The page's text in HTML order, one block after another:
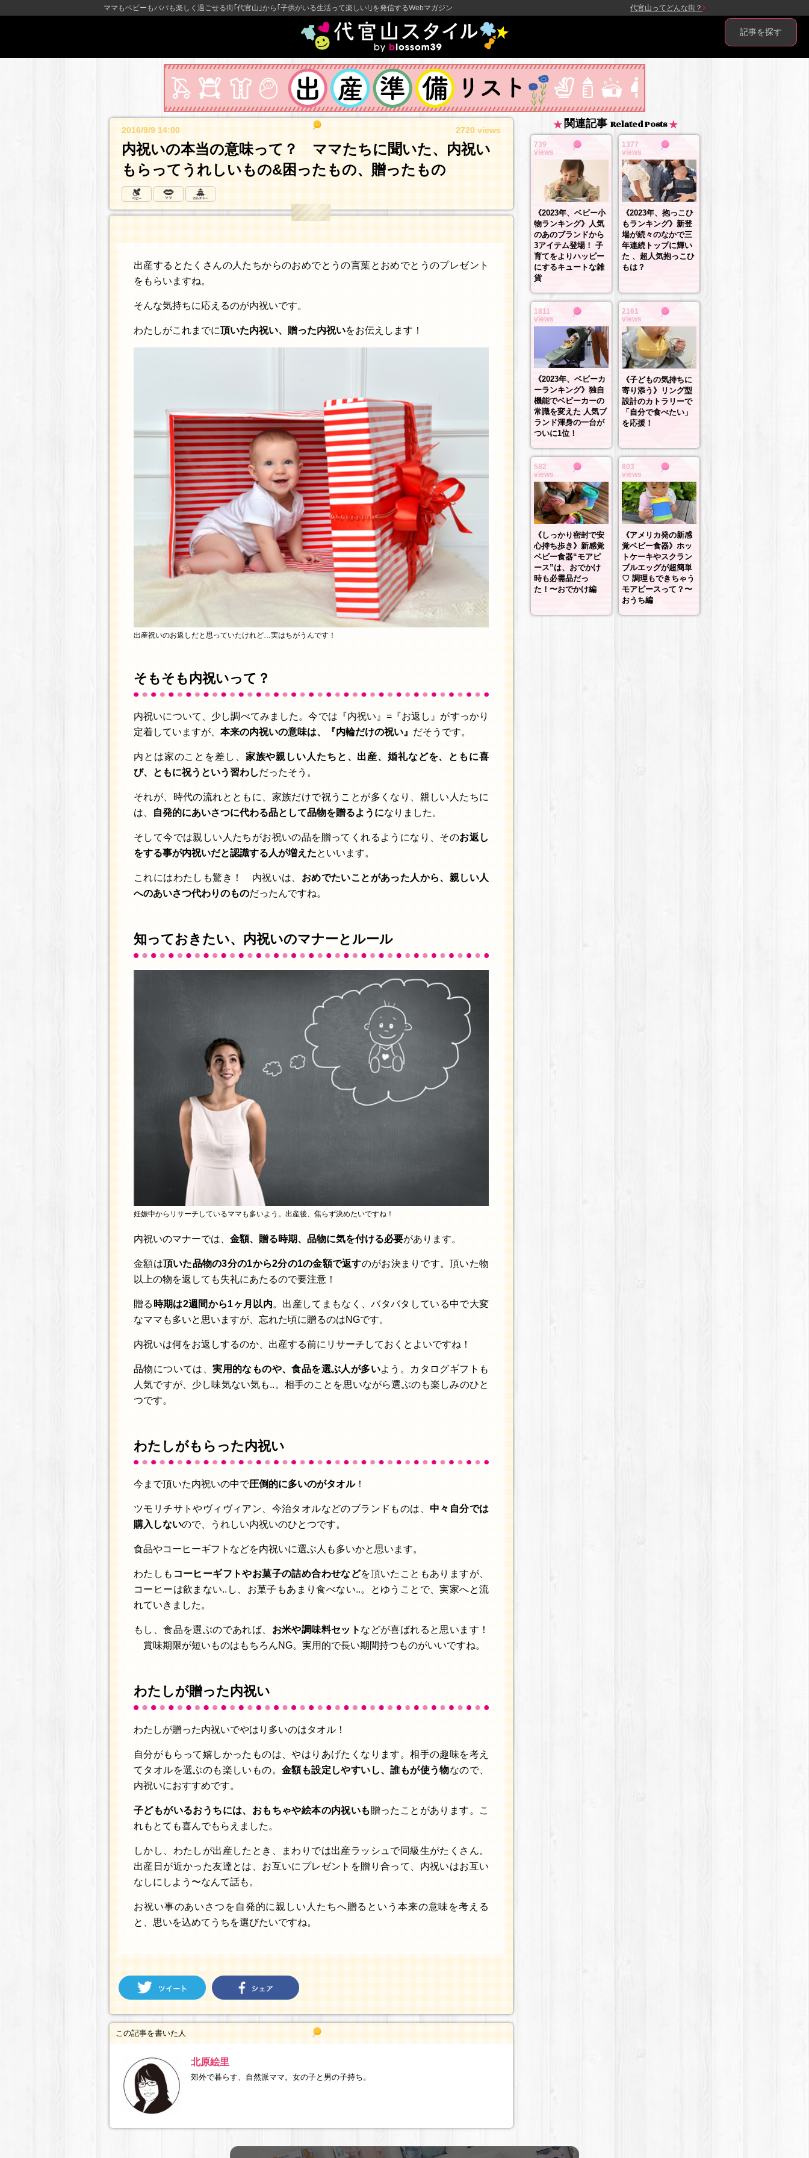
ママもベビーもパパも楽しく過ごせる街｢代官山｣から｢子供がいる生活って楽しい!｣を発信するWebマガジン 代官山ってどんな街？
2016/9/9 14:00 2720 views
内祝いの本当の意味って？ ママたちに聞いた、内祝い
もらってうれしいもの&困ったもの、贈ったもの
出産するとたくさんの人たちからのおめでとうの言葉とおめでとうのプレゼント
をもらいますね。
そんな気持ちに応えるのが内祝いです。
わたしがこれまでに頂いた内祝い、贈った内祝いをお伝えします！
出産祝いのお返しだと思っていたけれど…実はちがうんです！
そもそも内祝いって？
内祝いについて、少し調べてみました。今では『内祝い』=『お返し』がすっかり
定着していますが、 本来の内祝いの意味は、『内輪だけの祝い』 だそうです。
内とは家のことを差し、 家族や親しい人たちと、出産、婚礼などを、ともに喜
び、ともに祝うという習わしだったそう。
それが、時代の流れとともに、家族だけで祝うことが多くなり、親しい人たちに
は、
自発的にあいさつに代わる品として品物を贈るようになりました。
そして今では親しい人たちがお祝いの品を贈ってくれるようになり、そのお返し
をする事が内祝いだと認識する人が増えたといいます。
これにはわたしも驚き！ 内祝いは、 おめでたいことがあった人から、親しい人
へのあいさつ代わりのものだったんですね。
知っておきたい、内祝いのマナーとルール
妊娠中からリサーチしているママも多いよう。出産後、焦らず決めたいですね！
内祝いのマナーでは、 金額、贈る時期、品物に気を付ける必要があります。
金額は頂いた品物の3分の1から2分の1の金額で返すのがお決まりです。頂いた物
以上の物を返しても失礼にあたるので要注意！
贈る 時期は2週間から1ヶ月以内。出産してまもなく、バタバタしている中で大変
なママも多いと思いますが、忘れた頃に贈るのはNGです。
内祝いは何をお返しするのか、出産する前にリサーチしておくとよいですね！
品物については、実用的なものや、食品を選ぶ人が多いよう。カタログギフトも
人気ですが、少し味気ない気も..。相手のことを思いながら選ぶのも楽しみのひと
つです。
わたしがもらった内祝い
今まで頂いた内祝いの中で圧倒的に多いのがタオル！
ツモリチサトやヴィヴィアン、今治タオルなどのブランドものは、 中々自分では
購入しないので、うれしい内祝いのひとつです。
食品やコーヒーギフトなどを内祝いに選ぶ人も多いかと思います。
わたしも コーヒーギフトやお菓子の詰め合わせなどを頂いたこともありますが、
コーヒーは飲まない..し、お菓子もあまり食べない..。とゆうことで、実家へと流
れていきました。
もし、食品を選ぶのであれば、 お米や調味料セット などが喜ばれると思います！
賞味期限が短いものはもちろんNG。実用的で長い期間持つものがいいですね。
わたしが贈った内祝い
わたしが贈った内祝いでやはり多いのはタオル！
自分がもらって嬉しかったものは、やはりあげたくなります。相手の趣味を考え
てタオルを選ぶのも楽しいもの。 金額も設定しやすいし、誰もが使う物なので、
内祝いにおすすめです。
子どもがいるおうちには、おもちゃや絵本の内祝いも 贈ったことがあります。こ
れもとても喜んでもらえました。
しかし、わたしが出産したとき、まわりでは出産ラッシュで同級生がたくさん。
出産日が近かった友達とは、お互いにプレゼントを贈り合って、内祝いはお互い
なしにしよう〜なんて話も。
お祝い事のあいさつを自発的に親しい人たちへ贈るという本来の意味を考える
と、思いを込めてうちを選びたいですね。
この記事を書いた人
北原絵里
郊外で暮らす、自然派ママ。女の子と男の子持ち。
関連記事 Related Posts
739
views
《2023年、ベビー小
物ランキング》人気
のあのブランドから
3アイテム登場！ 子
育てをよりハッピー
にするキュートな雑
貨
1377
views
《2023年、抱っこひ
もランキング》新登
場が続々のなかで三
年連続トップに輝い
た 、超人気抱っこひ
もは？
1811
views
《2023年、ベビーカ
ーランキング》独自
機能でベビーカーの
常識を変えた 人気ブ
ランド渾身の一台が
ついに1位！
2161
views
《子どもの気持ちに
寄り添う》リング型
設計のカトラリーで
「自分で食べたい」
を応援！
582
views
《しっかり密封で安
心持ち歩き》新感覚
ベビー食器“モアピ
ース”は、おでかけ
時も必需品だっ
た！〜おでかけ編
803
views
《アメリカ発の新感
覚ベビー食器》ホッ
トケーキやスクラン
ブルエッグが超簡単
♡ 調理もできちゃう
モアピースって？〜
おうち編
記事を探す